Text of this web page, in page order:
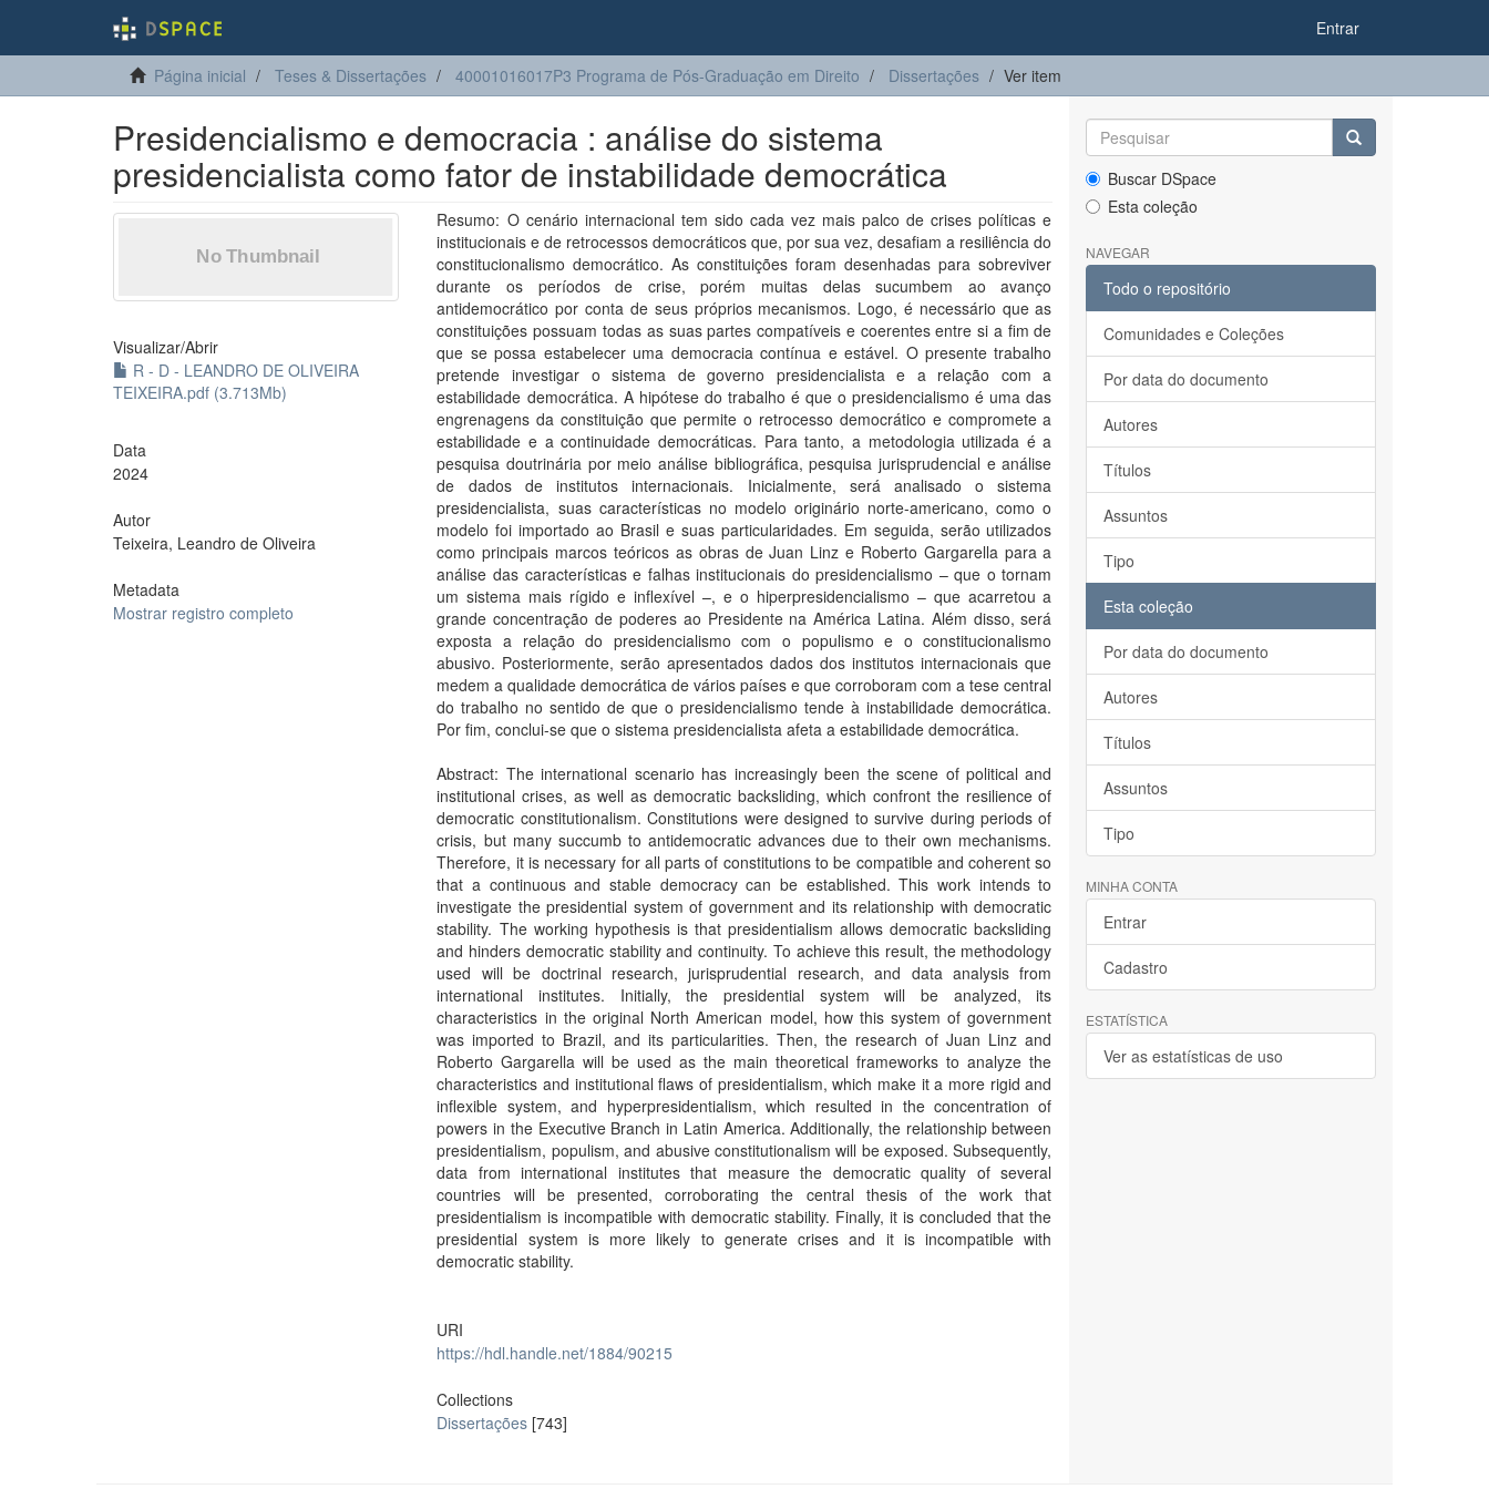
Entrar
Página inicial Teses & Dissertações 40001016017P3 Programa de Pós-Graduação em Direito Dissertações Ver item
Presidencialismo e democracia : análise do sistema
presidencialista como fator de instabilidade democrática
Visualizar/Abrir
R - D - LEANDRO DE OLIVEIRA
TEIXEIRA.pdf (3.713Mb)
Data
2024
Autor
Teixeira, Leandro de Oliveira
Metadata
Mostrar registro completo
Resumo: O cenário internacional tem sido cada vez mais palco de crises políticas e
institucionais e de retrocessos democráticos que, por sua vez, desafiam a resiliência do
constitucionalismo democrático. As constituições foram desenhadas para sobreviver
durante os períodos de crise, porém muitas delas sucumbem ao avanço
antidemocrático por conta de seus próprios mecanismos. Logo, é necessário que as
constituições possuam todas as suas partes compatíveis e coerentes entre si a fim de
que se possa estabelecer uma democracia contínua e estável. O presente trabalho
pretende investigar o sistema de governo presidencialista e a relação com a
estabilidade democrática. A hipótese do trabalho é que o presidencialismo é uma das
engrenagens da constituição que permite o retrocesso democrático e compromete a
estabilidade e a continuidade democráticas. Para tanto, a metodologia utilizada é a
pesquisa doutrinária por meio análise bibliográfica, pesquisa jurisprudencial e análise
de dados de institutos internacionais. Inicialmente, será analisado o sistema
presidencialista, suas características no modelo originário norte-americano, como o
modelo foi importado ao Brasil e suas particularidades. Em seguida, serão utilizados
como principais marcos teóricos as obras de Juan Linz e Roberto Gargarella para a
análise das características e falhas institucionais do presidencialismo – que o tornam
um sistema mais rígido e inflexível –, e o hiperpresidencialismo – que acarretou a
grande concentração de poderes ao Presidente na América Latina. Além disso, será
exposta a relação do presidencialismo com o populismo e o constitucionalismo
abusivo. Posteriormente, serão apresentados dados dos institutos internacionais que
medem a qualidade democrática de vários países e que corroboram com a tese central
do trabalho no sentido de que o presidencialismo tende à instabilidade democrática.
Por fim, conclui-se que o sistema presidencialista afeta a estabilidade democrática.
Abstract: The international scenario has increasingly been the scene of political and
institutional crises, as well as democratic backsliding, which confront the resilience of
democratic constitutionalism. Constitutions were designed to survive during periods of
crisis, but many succumb to antidemocratic advances due to their own mechanisms.
Therefore, it is necessary for all parts of constitutions to be compatible and coherent so
that a continuous and stable democracy can be established. This work intends to
investigate the presidential system of government and its relationship with democratic
stability. The working hypothesis is that presidentialism allows democratic backsliding
and hinders democratic stability and continuity. To achieve this result, the methodology
used will be doctrinal research, jurisprudential research, and data analysis from
international institutes. Initially, the presidential system will be analyzed, its
characteristics in the original North American model, how this system of government
was imported to Brazil, and its particularities. Then, the research of Juan Linz and
Roberto Gargarella will be used as the main theoretical frameworks to analyze the
characteristics and institutional flaws of presidentialism, which make it a more rigid and
inflexible system, and hyperpresidentialism, which resulted in the concentration of
powers in the Executive Branch in Latin America. Additionally, the relationship between
presidentialism, populism, and abusive constitutionalism will be exposed. Subsequently,
data from international institutes that measure the democratic quality of several
countries will be presented, corroborating the central thesis of the work that
presidentialism is incompatible with democratic stability. Finally, it is concluded that the
presidential system is more likely to generate crises and it is incompatible with
democratic stability.
URI
https://hdl.handle.net/1884/90215
Collections
Dissertações [743]
Buscar DSpace
Esta coleção
NAVEGAR
Todo o repositório
Comunidades e Coleções
Por data do documento
Autores
Títulos
Assuntos
Tipo
Esta coleção
Por data do documento
Autores
Títulos
Assuntos
Tipo
MINHA CONTA
Entrar
Cadastro
ESTATÍSTICA
Ver as estatísticas de uso